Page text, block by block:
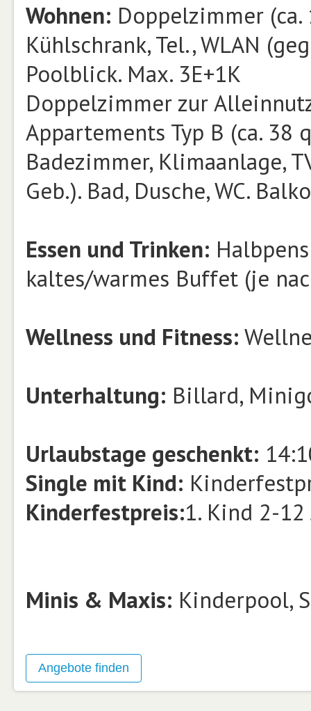
Wohnen: Doppelzimmer (ca.
Kühlschrank, Tel., WLAN
Poolblick. Max. 3E+1K
Doppelzimmer zur
Appartements Typ B (ca. 38
Badezimmer, Klimaanlage,
Geb.). Bad, Dusche, WC.
Essen und Trinken:
kaltes/warmes Buffet (je
Wellness und Fitness:
Unterhaltung: Billard,
Urlaubstage geschenkt:
Single mit Kind:
Kinderfestpreis:1. Kind 2-12
Minis & Maxis: Kinderpool,